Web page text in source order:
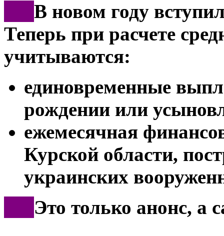
В новом году
Теперь при расчете
учитываются:
единовременные
рождении или
ежемесячная
Курской области,
украинских
Это только анонс, а